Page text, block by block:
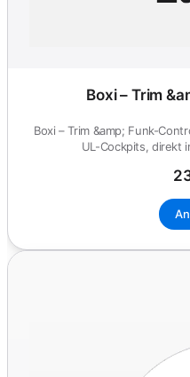
Boxi – Trim
Boxi – Trim &amp; Funk-
UL-Cockpits, direkt